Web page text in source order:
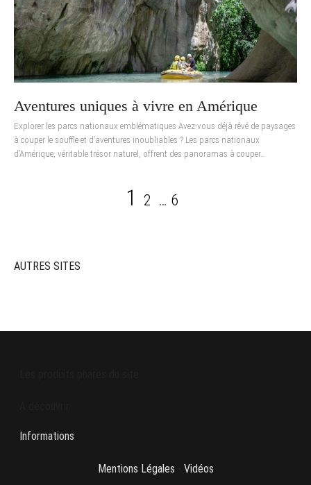
Aventures uniques à vivre en Amérique
Explorer les parcs nationaux emblématiques Avez-vous déjà rêvé de paysages
à couper le souffle et d’aventures inoubliables ? Les parcs nationaux
d’Amérique, véritable trésor naturel, offrent des panoramas à couper…
Page
1 Page
2 … Page
6
AUTRES SITES
Informations
Mentions Légales Vidéos